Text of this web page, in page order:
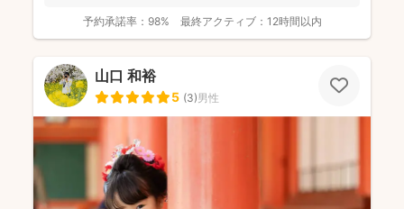
予約承諾率： 98% 最終アクティブ： 12時間以内
山口 和裕
5 (3)男性